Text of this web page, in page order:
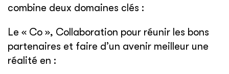
combine deux domaines clés :
Le « Co », Collaboration pour réunir les bons
partenaires et faire d’un avenir meilleur une
réalité en :